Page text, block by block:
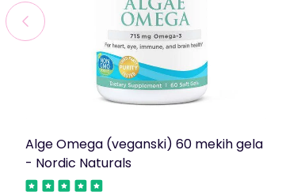
Alge Omega (veganski) 60 mekih gela
- Nordic Naturals